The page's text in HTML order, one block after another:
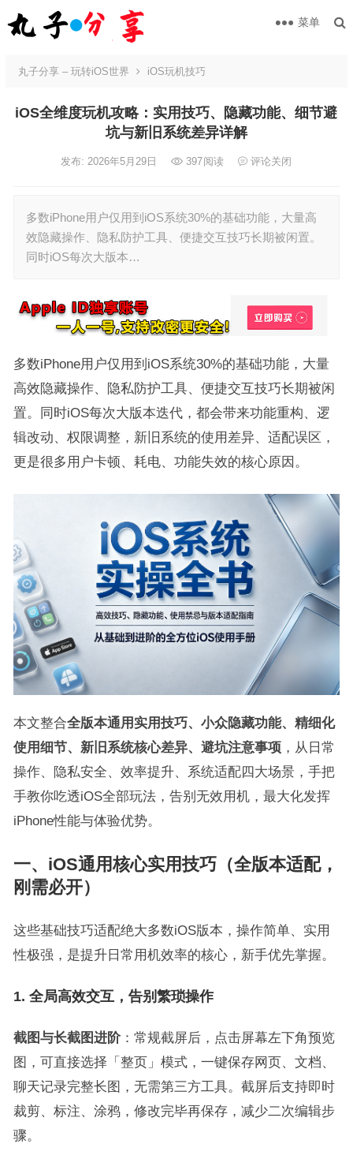
菜单
丸子分享 – 玩转iOS世界 iOS玩机技巧
iOS全维度玩机攻略：实用技巧、隐藏功能、细节避
坑与新旧系统差异详解
发布: 2026年5月29日 397阅读 评论关闭
多数iPhone用户仅用到iOS系统30%的基础功能，大量高
效隐藏操作、隐私防护工具、便捷交互技巧长期被闲置。
同时iOS每次大版本…
多数iPhone用户仅用到iOS系统30%的基础功能，大量
高效隐藏操作、隐私防护工具、便捷交互技巧长期被闲
置。同时iOS每次大版本迭代，都会带来功能重构、逻
辑改动、权限调整，新旧系统的使用差异、适配误区，
更是很多用户卡顿、耗电、功能失效的核心原因。
本文整合全版本通用实用技巧、小众隐藏功能、精细化
使用细节、新旧系统核心差异、避坑注意事项，从日常
操作、隐私安全、效率提升、系统适配四大场景，手把
手教你吃透iOS全部玩法，告别无效用机，最大化发挥
iPhone性能与体验优势。
一、iOS通用核心实用技巧（全版本适配，
刚需必开）
这些基础技巧适配绝大多数iOS版本，操作简单、实用
性极强，是提升日常用机效率的核心，新手优先掌握。
1. 全局高效交互，告别繁琐操作
截图与长截图进阶：常规截屏后，点击屏幕左下角预览
图，可直接选择「整页」模式，一键保存网页、文档、
聊天记录完整长图，无需第三方工具。截屏后支持即时
裁剪、标注、涂鸦，修改完毕再保存，减少二次编辑步
骤。